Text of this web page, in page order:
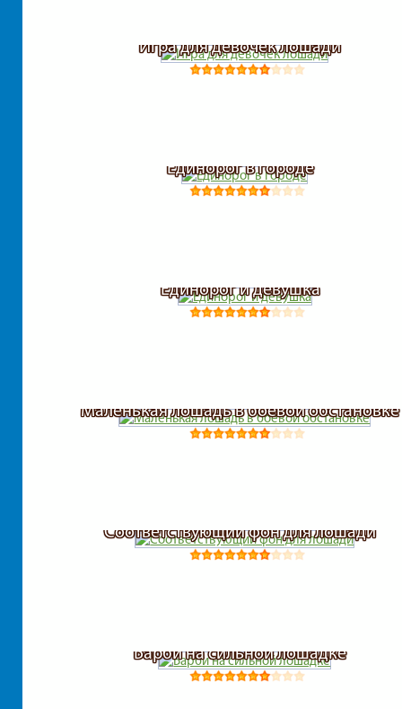
Игра для девочек лошади
Единорог в городе
Единорог и девушка
Маленькая лошадь в боевой обстановке
Соответствующий фон для лошади
Барби на сильной лошадке